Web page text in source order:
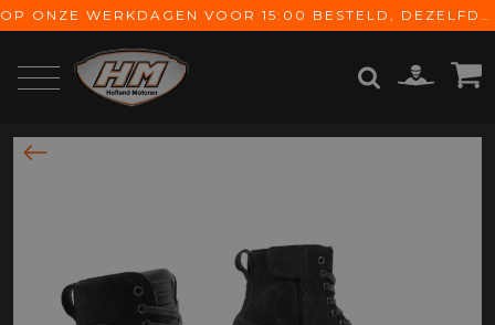
OP ONZE WERKDAGEN VOOR 15:00 BESTELD, DEZELFDE DAG VERZONDEN! GRATIS VERZENDING VANAF € 65,-